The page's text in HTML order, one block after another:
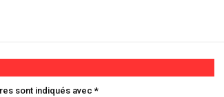
sont indiqués avec *